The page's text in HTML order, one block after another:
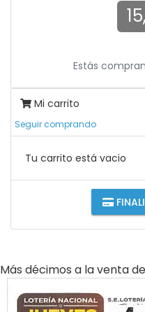
Estás
Mi carrito
Seguir comprando
Tu carrito está vacio
Más décimos a la venta de